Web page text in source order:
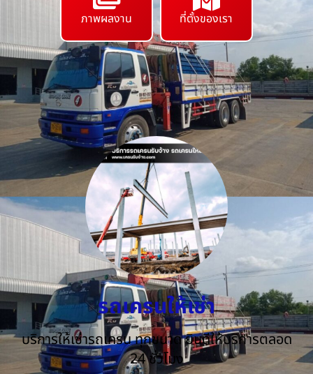
ภาพผลงาน ที่ตั้งของเรา
รถเครนให้เช่า
บริการให้เช่ารถเครน ทุกขนาด ยินดีให้บริการตลอด
24 ชั่วโมง